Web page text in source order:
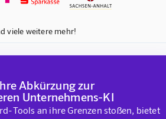
viele weitere mehr!
Abkürzung zur
Unternehmens-KI
Tools an ihre Grenzen stoßen, bietet